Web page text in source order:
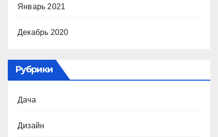
Январь 2021
Декабрь 2020
Рубрики
Дача
Дизайн